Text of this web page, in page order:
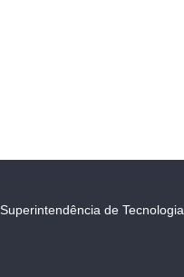
Superintendência de